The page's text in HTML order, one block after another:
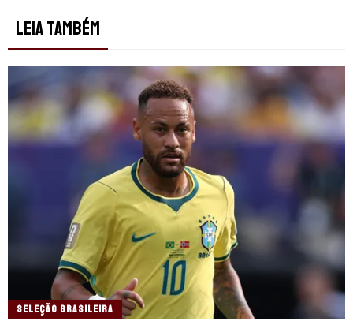
LEIA TAMBÉM
SELEÇÃO BRASILEIRA